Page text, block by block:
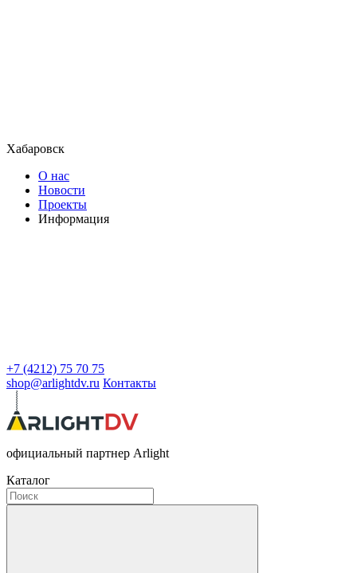
Хабаровск
О нас
Новости
Проекты
Информация
+7 (4212) 75 70 75
shop@arlightdv.ru Контакты
официальный партнер Arlight
Каталог